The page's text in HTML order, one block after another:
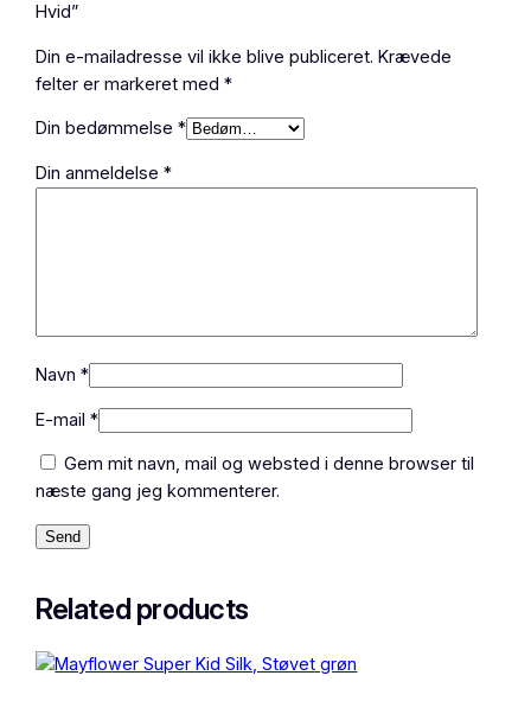
Hvid”
Din e-mailadresse vil ikke blive publiceret. Krævede
felter er markeret med*
Din bedømmelse*
Din anmeldelse*
Navn*
E-mail*
Gem mit navn, mail og websted i denne browser til
næste gang jeg kommenterer.
Related products